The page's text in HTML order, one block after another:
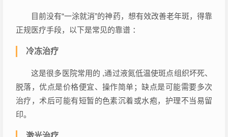
目前没有“一涂就消”的神药，想有效改善老年斑，得靠
正规医疗手段，以下是常见的靠谱 ：
冷冻治疗
这是很多医院常用的 ,通过液氮低温使斑点组织坏死、
脱落，优点是价格便宜、操作简单；缺点是可能需要多次
治疗，术后可能有短暂的色素沉着或水疱，护理不当易留
印。